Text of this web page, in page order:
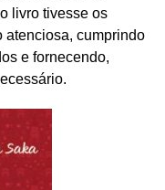
livro tivesse os
atenciosa, cumprindo
e fornecendo,